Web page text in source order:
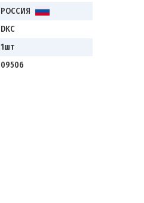
РОССИЯ
DKC
1шт
09506